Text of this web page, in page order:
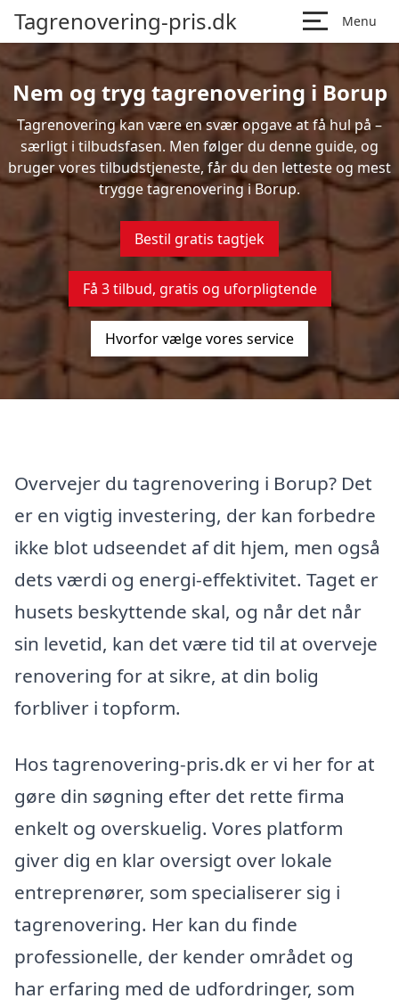
Tagrenovering-pris.dk Menu
Nem og tryg tagrenovering i Borup
Tagrenovering kan være en svær opgave at få hul på –
særligt i tilbudsfasen. Men følger du denne guide, og
bruger vores tilbudstjeneste, får du den letteste og mest
trygge tagrenovering i Borup.
Bestil gratis tagtjek
Få 3 tilbud, gratis og uforpligtende
Hvorfor vælge vores service
Overvejer du tagrenovering i Borup? Det
er en vigtig investering, der kan forbedre
ikke blot udseendet af dit hjem, men også
dets værdi og energi-effektivitet. Taget er
husets beskyttende skal, og når det når
sin levetid, kan det være tid til at overveje
renovering for at sikre, at din bolig
forbliver i topform.
Hos tagrenovering-pris.dk er vi her for at
gøre din søgning efter det rette firma
enkelt og overskuelig. Vores platform
giver dig en klar oversigt over lokale
entreprenører, som specialiserer sig i
tagrenovering. Her kan du finde
professionelle, der kender området og
har erfaring med de udfordringer, som